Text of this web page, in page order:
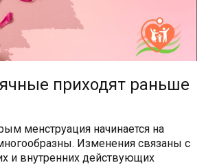
приходят раньше
менструация начинается на
Изменения связаны с
и внутренних действующих